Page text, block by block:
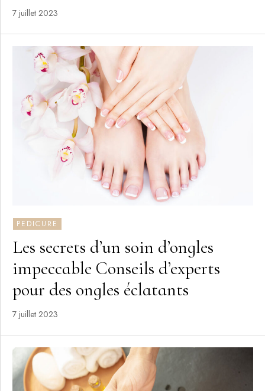
7 juillet 2023
PEDICURE
Les secrets d’un soin d’ongles
impeccable Conseils d’experts
pour des ongles éclatants
7 juillet 2023